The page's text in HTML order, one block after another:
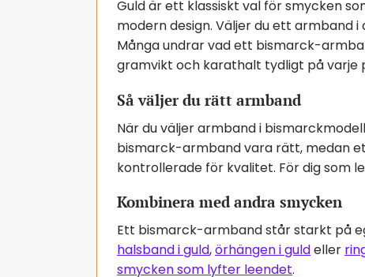
Guld är ett klassiskt val för smycken
modern design. Väljer du ett armband
Många undrar vad ett bismarck-
gramvikt och karathalt tydligt på varje
Så väljer du rätt armband
När du väljer armband i
bismarck-armband vara rätt, medan
kontrollerade för kvalitet. För dig som
Kombinera med andra smycken
Ett bismarck-armband står starkt på
halsband i guld,örhängen i guldeller
smycken som lyfter leendet.